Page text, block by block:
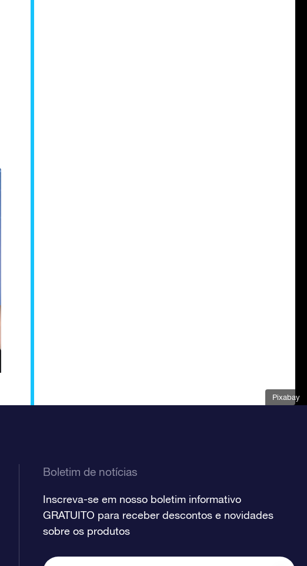
Pixabay
Boletim de notícias
Inscreva-se em nosso boletim informativo
GRATUITO para receber descontos e novidades
sobre os produtos